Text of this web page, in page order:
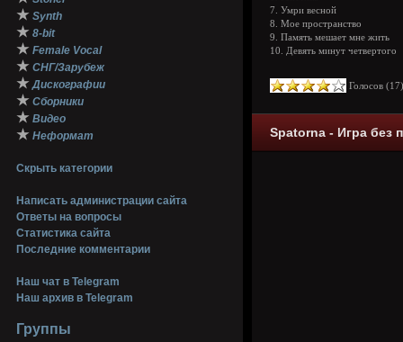
★ Synth
★ 8-bit
★ Female Vocal
★ СНГ/Зарубеж
★ Дискографии
★ Сборники
★ Видео
★ Неформат
Скрыть категории
Написать администрации сайта
Ответы на вопросы
Статистика сайта
Последние комментарии
Наш чат в Telegram
Наш архив в Telegram
Группы
7. Умри весной
8. Мое пространство
9. Память мешает мне жить
10. Девять минут четвертого
Голосов (17
Spatorna - Игра без